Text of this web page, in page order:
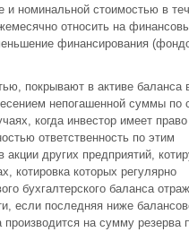
и номинальной стоимостью в
относить на
финансирования
покрывают в активе баланса
непогашенной суммы по
когда инвестор имеет
ответственность по этим
других предприятий,
котировка которых регулярно
бухгалтерского баланса
если последняя ниже
производится на сумму резерва